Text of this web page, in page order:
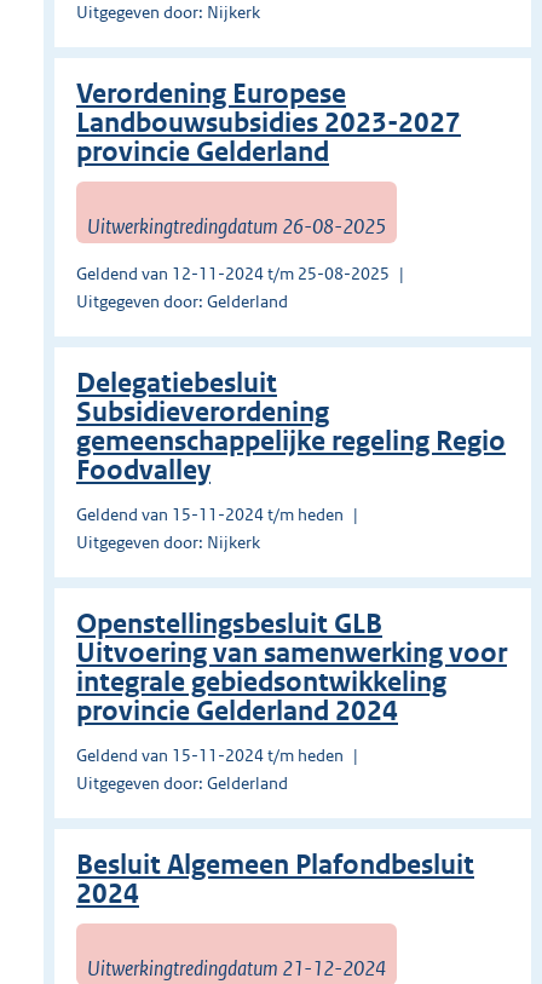
Uitgegeven door: Nijkerk
Verordening Europese
Landbouwsubsidies 2023-2027
provincie Gelderland
Uitwerkingtredingdatum 26-08-2025
Geldend van 12-11-2024 t/m 25-08-2025
Uitgegeven door: Gelderland
Delegatiebesluit
Subsidieverordening
gemeenschappelijke regeling Regio
Foodvalley
Geldend van 15-11-2024 t/m heden
Uitgegeven door: Nijkerk
Openstellingsbesluit GLB
Uitvoering van samenwerking voor
integrale gebiedsontwikkeling
provincie Gelderland 2024
Geldend van 15-11-2024 t/m heden
Uitgegeven door: Gelderland
Besluit Algemeen Plafondbesluit
2024
Uitwerkingtredingdatum 21-12-2024